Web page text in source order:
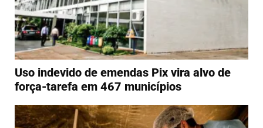
Uso indevido de emendas Pix vira alvo de
força-tarefa em 467 municípios